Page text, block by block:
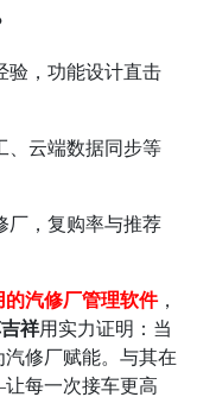
验，功能设计直击
、云端数据同步等
厂，复购率与推荐
的汽修厂管理软件，
祥用实力证明：当
修厂赋能。与其在
让每一次接车更高